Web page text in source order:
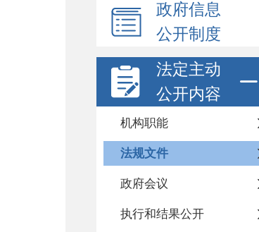
政府信息
公开制度
法定主动
公开内容
机构职能
法规文件
政府会议
执行和结果公开